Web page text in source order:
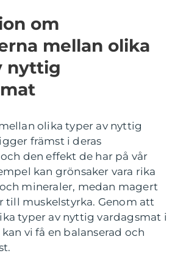
om
mellan olika
nyttig
olika typer av nyttig
främst i deras
den effekt de har på vår
kan grönsaker vara rika
mineraler, medan magert
till muskelstyrka. Genom att
typer av nyttig vardagsmat i
vi få en balanserad och